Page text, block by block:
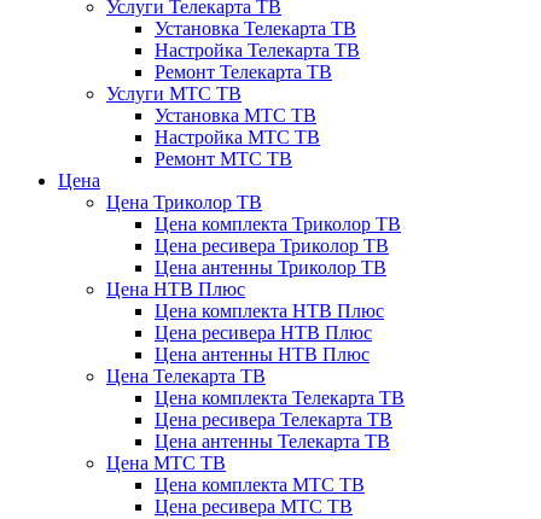
Услуги Телекарта ТВ
Установка Телекарта ТВ
Настройка Телекарта ТВ
Ремонт Телекарта ТВ
Услуги МТС ТВ
Установка МТС ТВ
Настройка МТС ТВ
Ремонт МТС ТВ
Цена
Цена Триколор ТВ
Цена комплекта Триколор ТВ
Цена ресивера Триколор ТВ
Цена антенны Триколор ТВ
Цена НТВ Плюс
Цена комплекта НТВ Плюс
Цена ресивера НТВ Плюс
Цена антенны НТВ Плюс
Цена Телекарта ТВ
Цена комплекта Телекарта ТВ
Цена ресивера Телекарта ТВ
Цена антенны Телекарта ТВ
Цена МТС ТВ
Цена комплекта МТС ТВ
Цена ресивера МТС ТВ